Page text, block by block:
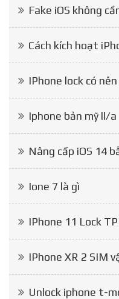
Fake iOS không
Cách kích hoạt
IPhone lock có
Iphone bản mỹ ll/a
Nâng cấp iOS 14
Ione 7 là gì
IPhone 11 Lock
IPhone XR 2 SIM
Unlock iphone t-